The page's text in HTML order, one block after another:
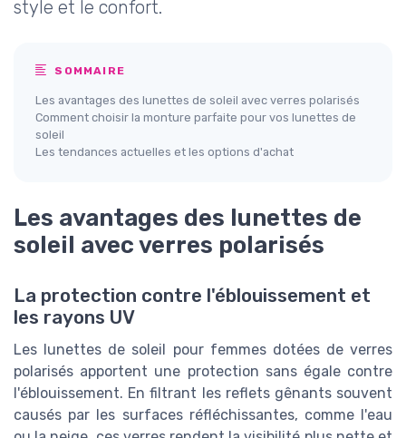
style et le confort.
SOMMAIRE
Les avantages des lunettes de soleil avec verres polarisés
Comment choisir la monture parfaite pour vos lunettes de
soleil
Les tendances actuelles et les options d'achat
Les avantages des lunettes de
soleil avec verres polarisés
La protection contre l'éblouissement et
les rayons UV
Les lunettes de soleil pour femmes dotées de verres
polarisés apportent une protection sans égale contre
l'éblouissement. En filtrant les reflets gênants souvent
causés par les surfaces réfléchissantes, comme l'eau